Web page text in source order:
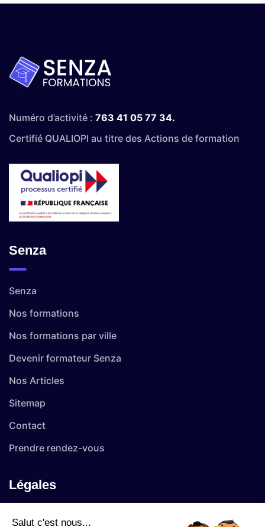
Numéro d’activité : 763 41 05 77 34.
Certifié QUALIOPI au titre des Actions de formation
Senza
Senza
Nos formations
Nos formations par ville
Devenir formateur Senza
Nos Articles
Sitemap
Contact
Prendre rendez-vous
Légales
Salut c'est nous...